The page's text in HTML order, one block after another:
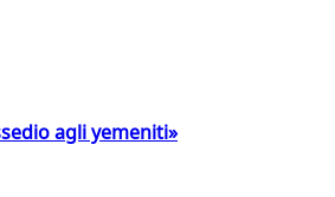
agli yemeniti»